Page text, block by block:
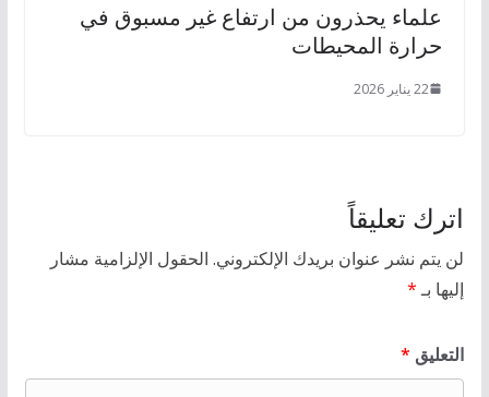
علماء يحذرون من ارتفاع غير مسبوق في
حرارة المحيطات
22 يناير 2026
اترك تعليقاً
لن يتم نشر عنوان بريدك الإلكتروني. الحقول الإلزامية مشار
إليها بـ*
التعليق *